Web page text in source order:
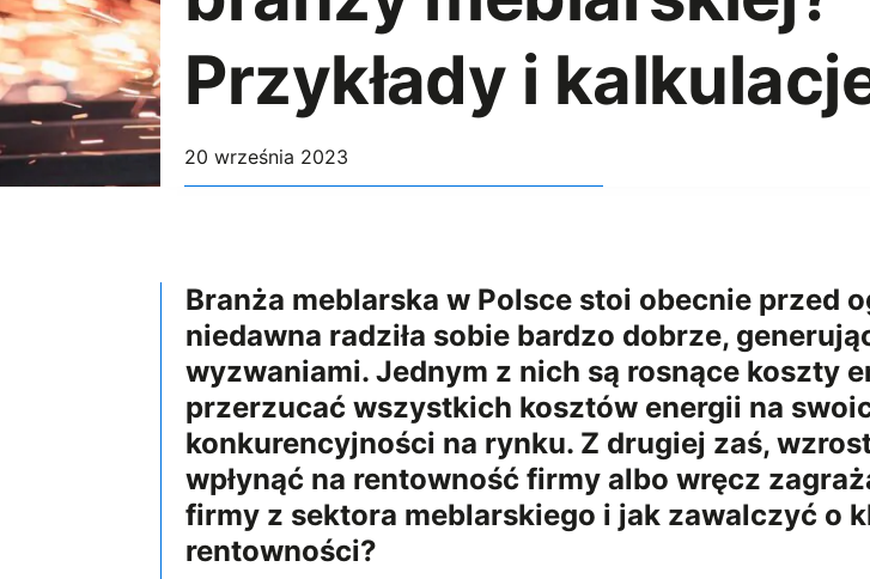
Przykłady i
20 września 2023
Branża meblarska w Polsce stoi obecnie przed
niedawna radziła sobie bardzo dobrze,
wyzwaniami. Jednym z nich są rosnące koszty
przerzucać wszystkich kosztów energii na
konkurencyjności na rynku. Z drugiej zaś,
wpłynąć na rentowność firmy albo wręcz
firmy z sektora meblarskiego i jak zawalczyć o
rentowności?